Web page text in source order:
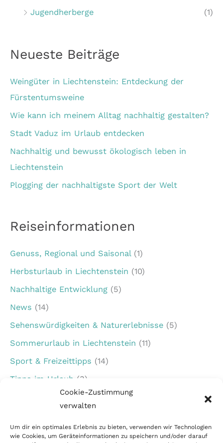
Cookie-Zustimmung
verwalten
Um dir ein optimales Erlebnis zu bieten, verwenden wir Technologien
wie Cookies, um Geräteinformationen zu speichern und/oder darauf
Jugendherberge
(1)
Neueste Beiträge
Weingüter in Liechtenstein: Entdeckung der
Fürstentumsweine
Wie kann ich meinem Alltag nachhaltig gestalten?
Stadt Vaduz im Urlaub entdecken
Nachhaltig und bewusst ökologisch leben in
Liechtenstein
Plogging der nachhaltigste Sport der Welt
Reiseinformationen
Genuss, Regional und Saisonal(1)
Herbsturlaub in Liechtenstein (10)
Nachhaltige Entwicklung (5)
News (14)
Sehenswürdigkeiten & Naturerlebnisse (5)
Sommerurlaub in Liechtenstein (11)
Sport & Freizeittipps (14)
Tipps im Urlaub (3)
Urlaub für Familien (7)
Winterurlaub in Liechtenstein (5)